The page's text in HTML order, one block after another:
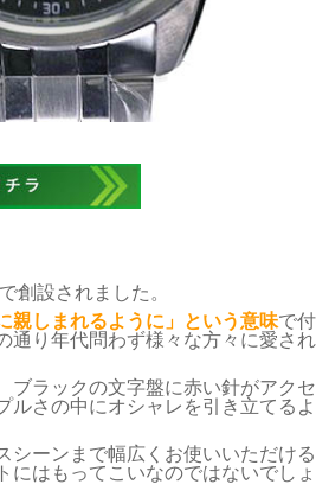
創設されました。
親しまれるように」という意味で付
通り年代問わず様々な方々に愛され
ブラックの文字盤に赤い針がアクセ
ルさの中にオシャレを引き立てるよ
シーンまで幅広くお使いいただける
にはもってこいなのではないでしょ